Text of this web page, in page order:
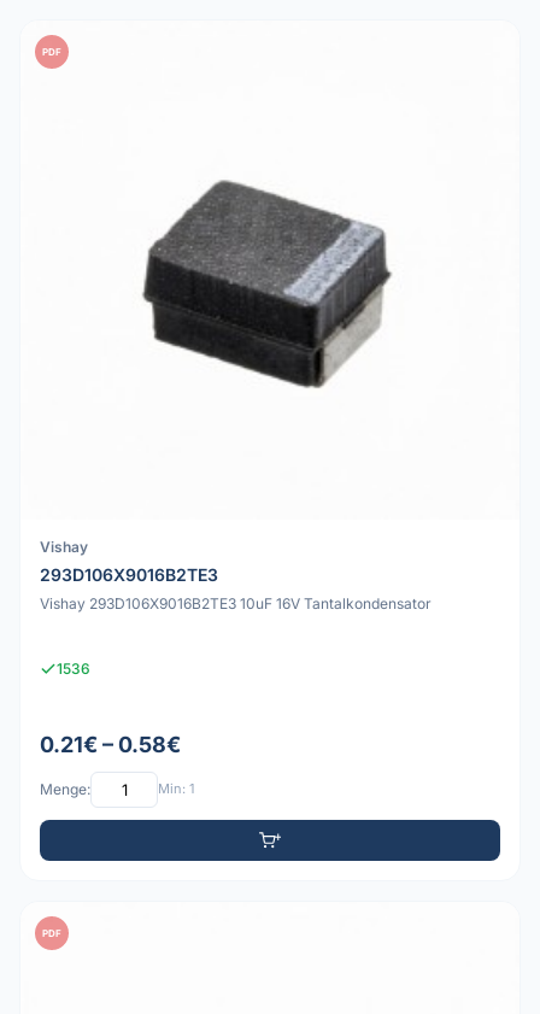
PDF
Vishay
293D106X9016B2TE3
Vishay 293D106X9016B2TE3 10uF 16V Tantalkondensator
1536
0.21€ – 0.58€
Menge: Min: 1
PDF